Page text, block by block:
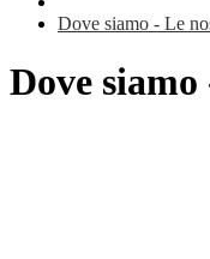
Dove siamo - Le
Dove